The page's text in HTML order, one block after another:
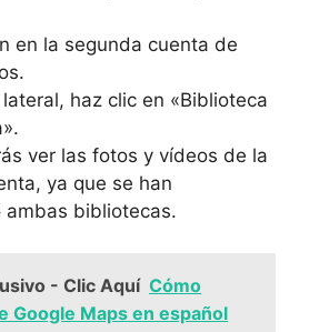
en la segunda cuenta de
haz clic en​ «Biblioteca
ver las fotos⁢ y vídeos de la
ya​ que se han
ambas ⁤bibliotecas.
- Clic Aquí Cómo
Google Maps en español